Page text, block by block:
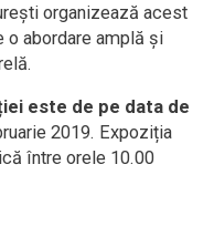
organizează acest
o abordare amplă și
este de pe data de
2019. Expoziția
între orele 10.00